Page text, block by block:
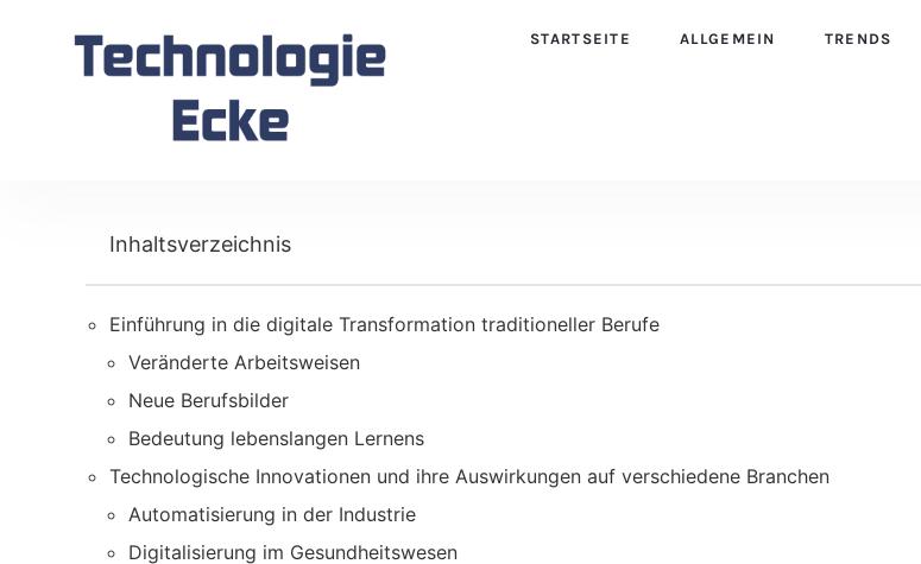
STARTSEITE ALLGEMEIN TRENDS
Inhaltsverzeichnis
Einführung in die digitale Transformation traditioneller Berufe
Veränderte Arbeitsweisen
Neue Berufsbilder
Bedeutung lebenslangen Lernens
Technologische Innovationen und ihre Auswirkungen auf verschiedene Branchen
Automatisierung in der Industrie
Digitalisierung im Gesundheitswesen